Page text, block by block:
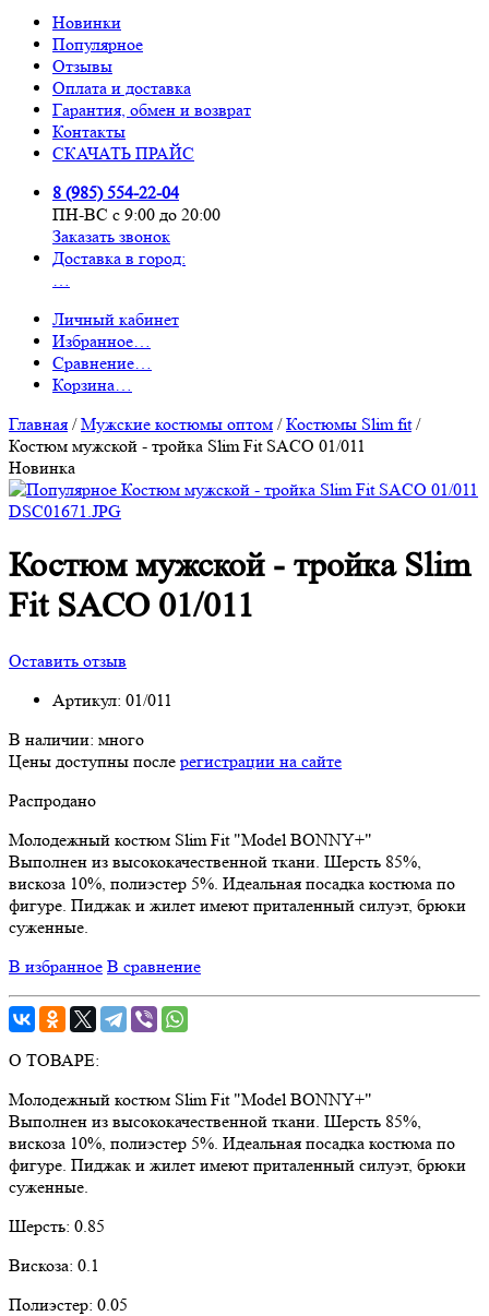
Новинки
Популярное
Отзывы
Оплата и доставка
Гарантия, обмен и возврат
Контакты
СКАЧАТЬ ПРАЙС
8 (985) 554-22-04
ПН-ВС с 9:00 до 20:00
Заказать звонок
Доставка в город:
…
Личный кабинет
Избранное…
Сравнение…
Корзина…
Главная /Мужские костюмы оптом /Костюмы Slim fit/
Костюм мужской - тройка Slim Fit SACO 01/011
Новинка
Костюм мужской - тройка Slim
Fit SACO 01/011
Оставить отзыв
Артикул: 01/011
В наличии: много
Цены доступны после регистрации на сайте
Распродано
Молодежный костюм Slim Fit "Model BONNY+"
Выполнен из высококачественной ткани. Шерсть 85%,
вискоза 10%, полиэстер 5%. Идеальная посадка костюма по
фигуре. Пиджак и жилет имеют приталенный силуэт, брюки
суженные.
В избранное В сравнение
О ТОВАРЕ:
Молодежный костюм Slim Fit "Model BONNY+"
Выполнен из высококачественной ткани. Шерсть 85%,
вискоза 10%, полиэстер 5%. Идеальная посадка костюма по
фигуре. Пиджак и жилет имеют приталенный силуэт, брюки
суженные.
Шерсть: 0.85
Вискоза: 0.1
Полиэстер: 0.05